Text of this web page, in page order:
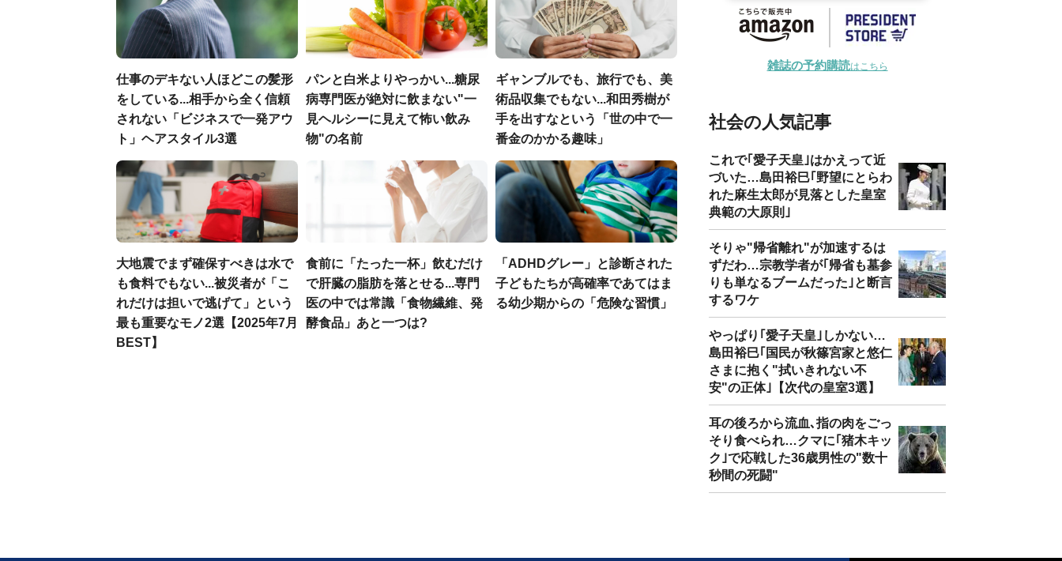
仕事のデキない人ほどこの髪形
をしている...相手から全く信頼
されない「ビジネスで一発アウ
ト」ヘアスタイル3選
パンと白米よりやっかい...糖尿
病専門医が絶対に飲まない"一
見ヘルシーに見えて怖い飲み
物"の名前
ギャンブルでも、旅行でも、美
術品収集でもない...和田秀樹が
手を出すなという「世の中で一
番金のかかる趣味」
大地震でまず確保すべきは水で
も食料でもない...被災者が「こ
れだけは担いで逃げて」という
最も重要なモノ2選【2025年7月
BEST】
食前に「たった一杯」飲むだけ
で肝臓の脂肪を落とせる...専門
医の中では常識「食物繊維、発
酵食品」あと一つは?
「ADHDグレー」と診断された
子どもたちが高確率であてはま
る幼少期からの「危険な習慣」
雑誌の予約購読はこちら
社会の人気記事
これで｢愛子天皇｣はかえって近
づいた…島田裕巳｢野望にとらわ
れた麻生太郎が見落とした皇室
典範の大原則｣
そりゃ"帰省離れ"が加速するは
ずだわ…宗教学者が｢帰省も墓参
りも単なるブームだった｣と断言
するワケ
やっぱり｢愛子天皇｣しかない…
島田裕巳｢国民が秋篠宮家と悠仁
さまに抱く"拭いきれない不
安"の正体｣【次代の皇室3選】
耳の後ろから流血､指の肉をごっ
そり食べられ…クマに｢猪木キッ
ク｣で応戦した36歳男性の"数十
秒間の死闘"